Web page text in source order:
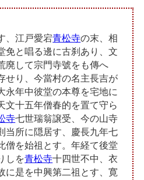
、江戸愛宕青松寺の末、相
免と唱る邊に古刹あり、文
廃して宗門寺號をも傳へ
せり、今當村の名主長吉が
永年中彼堂の本尊を宅地に
文十五年僧春的を置て守ら
寺七世瑞翁譲受、今の山寺
当所に隠居す、慶長九年七
僧を始祖とす。年経て後堂
しを青松寺十四世不中、衣
に是を中興第二祖とす、寛